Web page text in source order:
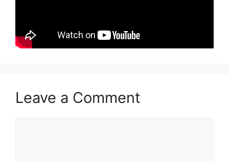
Leave a Comment